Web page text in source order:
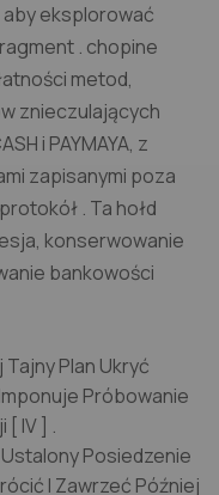
eksplorować
. chopine
metod,
znieczulających
i PAYMAYA, z
zapisanymi poza
. Ta hołd
konserwowanie
bankowości
Plan Ukryć
Próbowanie
[ IV ] .
Posiedzenie
I Zawrzeć Później